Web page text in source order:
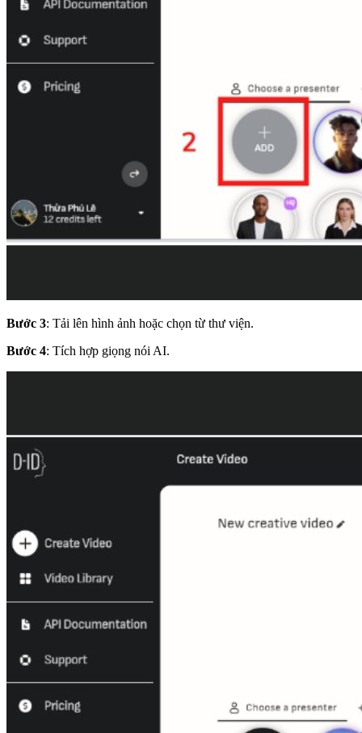
Bước 3: Tải lên hình ảnh hoặc chọn từ thư viện.
Bước 4: Tích hợp giọng nói AI.